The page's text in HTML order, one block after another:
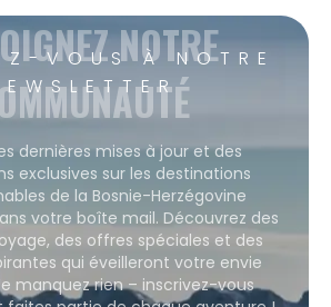
VOUS À NOTRE
NOTRE
dernières mises à jour et des
exclusives sur les destinations
de la Bosnie-Herzégovine
votre boîte mail. Découvrez des
des offres spéciales et des
qui éveilleront votre envie
manquez rien – inscrivez-vous